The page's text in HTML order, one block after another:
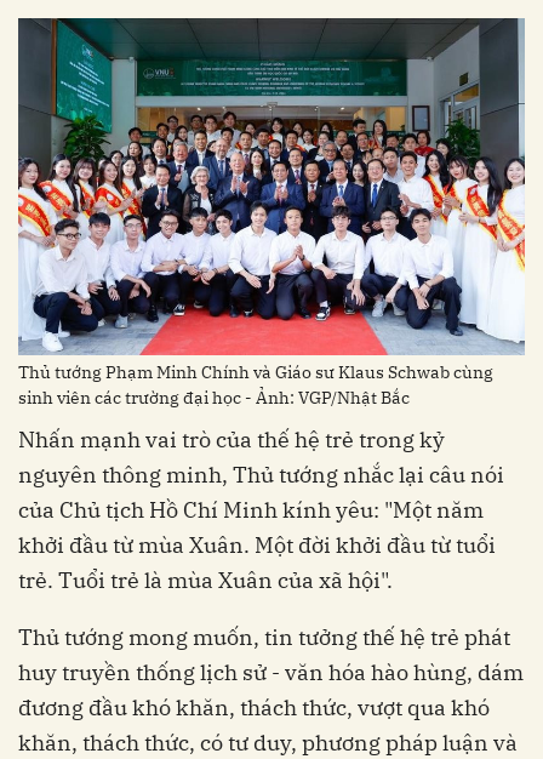
Thủ tướng Phạm Minh Chính và Giáo sư Klaus Schwab cùng
sinh viên các trường đại học - Ảnh: VGP/Nhật Bắc
Nhấn mạnh vai trò của thế hệ trẻ trong kỷ
nguyên thông minh, Thủ tướng nhắc lại câu nói
của Chủ tịch Hồ Chí Minh kính yêu: "Một năm
khởi đầu từ mùa Xuân. Một đời khởi đầu từ tuổi
trẻ. Tuổi trẻ là mùa Xuân của xã hội".
Thủ tướng mong muốn, tin tưởng thế hệ trẻ phát
huy truyền thống lịch sử - văn hóa hào hùng, dám
đương đầu khó khăn, thách thức, vượt qua khó
khăn, thách thức, có tư duy, phương pháp luận và